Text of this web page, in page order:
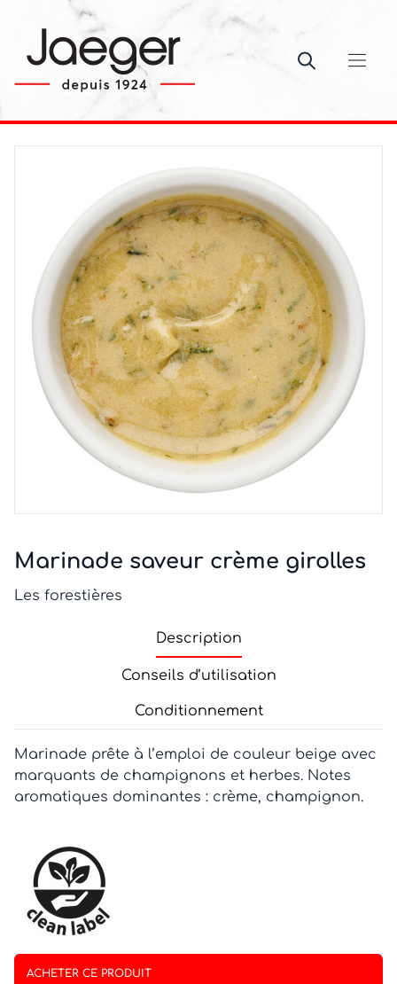
Ouvrir le
Marinade saveur crème girolles
Les forestières
Description
Conseils d’utilisation
Conditionnement
Marinade prête à l’emploi de couleur beige avec
marquants de champignons et herbes. Notes
aromatiques dominantes : crème, champignon.
ACHETER CE PRODUIT